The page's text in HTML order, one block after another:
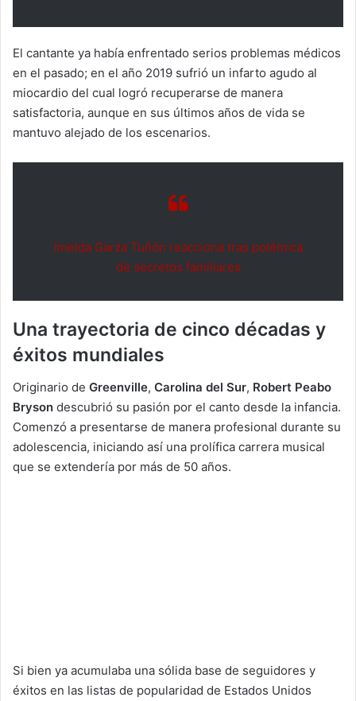
El cantante ya había enfrentado serios problemas médicos
en el pasado; en el año 2019 sufrió un infarto agudo al
miocardio del cual logró recuperarse de manera
satisfactoria, aunque en sus últimos años de vida se
mantuvo alejado de los escenarios.
Imelda Garza Tuñón reacciona tras polémica
de secretos familiares
Una trayectoria de cinco décadas y
éxitos mundiales
Originario de Greenville, Carolina del Sur, Robert Peabo
Bryson descubrió su pasión por el canto desde la infancia.
Comenzó a presentarse de manera profesional durante su
adolescencia, iniciando así una prolífica carrera musical
que se extendería por más de 50 años.
Si bien ya acumulaba una sólida base de seguidores y
éxitos en las listas de popularidad de Estados Unidos